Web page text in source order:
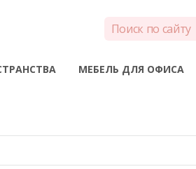
МЕБЕЛЬ ДЛЯ ОФИСА